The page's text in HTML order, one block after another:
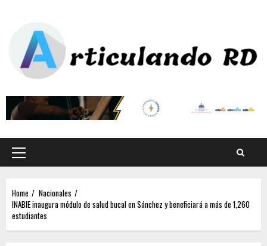
Home
Nacionales
INABIE inaugura módulo de salud bucal en Sánchez y beneficiará a más de 1,260
estudiantes